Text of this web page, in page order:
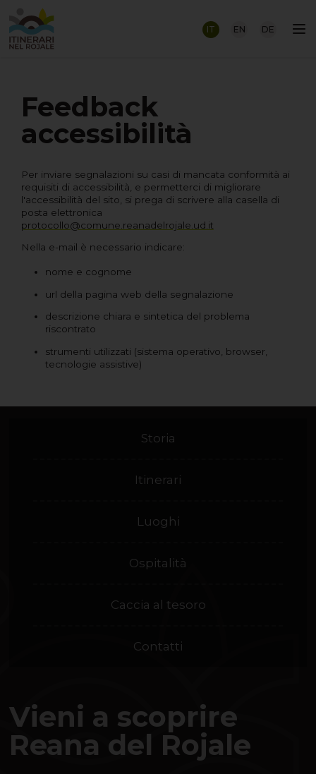
IT EN DE
Feedback
accessibilità
Per inviare segnalazioni su casi di mancata conformità ai
requisiti di accessibilità, e permetterci di migliorare
l'accessibilità del sito, si prega di scrivere alla casella di
posta elettronica
protocollo@comune.reanadelrojale.ud.it
Nella e-mail è necessario indicare:
nome e cognome
url della pagina web della segnalazione
descrizione chiara e sintetica del problema
riscontrato
strumenti utilizzati (sistema operativo, browser,
tecnologie assistive)
Storia
Itinerari
Luoghi
Ospitalità
Caccia al tesoro
Contatti
Vieni a scoprire
Reana del Rojale